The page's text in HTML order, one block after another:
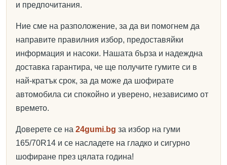
и предпочитания.
Ние сме на разположение, за да ви помогнем да
направите правилния избор, предоставяйки
информация и насоки. Нашата бърза и надеждна
доставка гарантира, че ще получите гумите си в
най-кратък срок, за да може да шофирате
автомобила си спокойно и уверено, независимо от
времето.
Доверете се на 24gumi.bg за избор на гуми
165/70R14 и се насладете на гладко и сигурно
шофиране през цялата година!